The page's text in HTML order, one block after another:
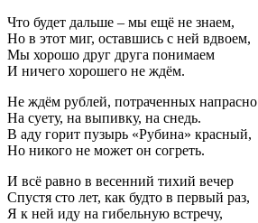
Что будет дальше – мы ещё не знаем,
Но в этот миг, оставшись с ней вдвоем,
Мы хорошо друг друга понимаем
И ничего хорошего не ждём.
Не ждём рублей, потраченных напрасно
На суету, на выпивку, на снедь.
В аду горит пузырь «Рубина» красный,
Но никого не может он согреть.
И всё равно в весенний тихий вечер
Спустя сто лет, как будто в первый раз,
Я к ней иду на гибельную встречу,